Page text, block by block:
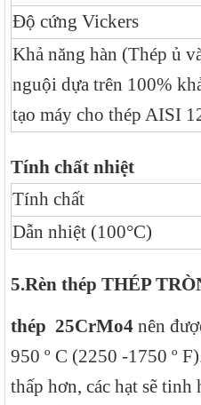
Độ cứng Vickers
Khả năng hàn (Thép ủ
nguội dựa trên 100%
tạo máy cho thép AISI
Tính chất nhiệt
Tính chất
Dẫn nhiệt (100°C)
5.Rèn thép THÉP
thép 25CrMo4 nên
950 º C (2250 -1750 º
thấp hơn, các hạt sẽ tinh